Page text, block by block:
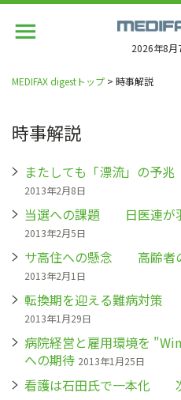
2026年8月
MEDIFAX digestトップ > 時事解説
時事解説
またしても「漂流」の予
2013年2月8日
当選への課題 日医連が
2013年2月5日
サ高住への懸念 高齢者
2013年2月1日
転換期を迎える難病対策
2013年1月29日
病院経営と雇用環境を
への期待 2013年1月25日
看護は石田氏で一本化